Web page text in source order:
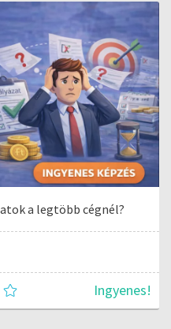
a legtöbb cégnél?
Ingyenes!